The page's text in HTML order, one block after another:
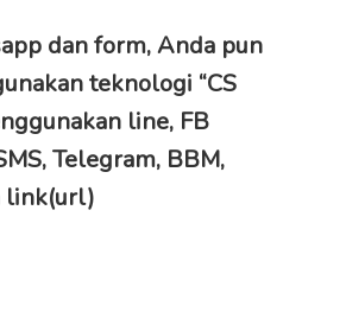
dan form, Anda pun
teknologi “CS
line, FB
Telegram, BBM,
link(url)